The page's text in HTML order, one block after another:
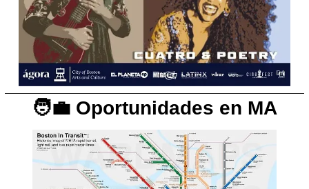
🧑‍💼 Oportunidades en MA